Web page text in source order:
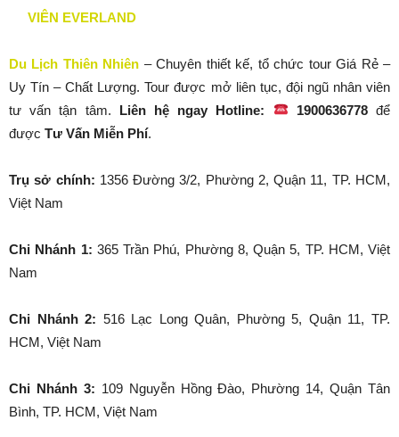
VIÊN EVERLAND
Du Lịch Thiên Nhiên – Chuyên thiết kế, tổ chức tour Giá Rẻ –
Uy Tín – Chất Lượng. Tour được mở liên tục, đội ngũ nhân viên
tư vấn tận tâm. Liên hệ ngay Hotline: 1900636778để
được Tư Vấn Miễn Phí.
Trụ sở chính: 1356 Đường 3/2, Phường 2, Quận 11, TP. HCM,
Việt Nam
Chi Nhánh 1: 365 Trần Phú, Phường 8, Quận 5, TP. HCM, Việt
Nam
Chi Nhánh 2: 516 Lạc Long Quân, Phường 5, Quận 11, TP.
HCM, Việt Nam
Chi Nhánh 3: 109 Nguyễn Hồng Đào, Phường 14, Quận Tân
Bình, TP. HCM, Việt Nam